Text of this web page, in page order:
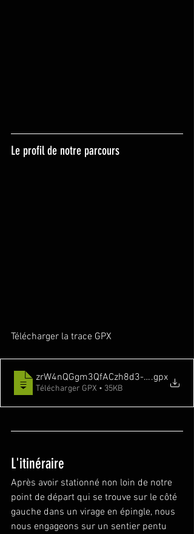
Le profil de notre parcours
Télécharger la trace GPX
zrW4nQGgm3QfACzh8d3-Xw.gpx
Télécharger GPX • 35KB
L'itinéraire
Après avoir stationné non loin de notre
point de départ qui se trouve sur le côté
gauche dans un virage en épingle, nous
nous engageons sur un sentier pentu